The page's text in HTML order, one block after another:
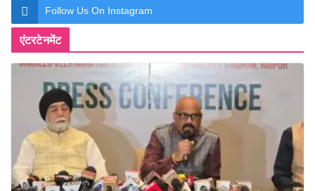
Follow Us On Instagram
एंटरटेनमेंट